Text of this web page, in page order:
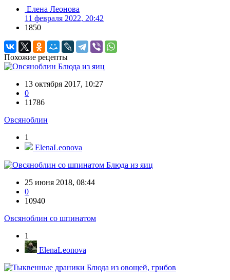
Елена Леонова
11 февраля 2022, 20:42
1850
Похожие рецепты
Блюда из яиц
13 октября 2017, 10:27
0
11786
Овсяноблин
1
ElenaLeonova
Блюда из яиц
25 июня 2018, 08:44
0
10940
Овсяноблин со шпинатом
1
ElenaLeonova
Блюда из овощей, грибов